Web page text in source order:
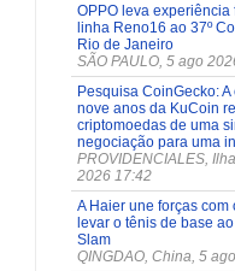
OPPO leva
linha Reno16 ao 37º
Rio de Janeiro
SÃO PAULO, 5 ago
Pesquisa CoinGecko:
nove anos da KuCoin
criptomoedas de uma
negociação para uma
PROVIDENCIALES,
2026 17:42
A Haier une forças com
levar o tênis de base
Slam
QINGDAO, China, 5